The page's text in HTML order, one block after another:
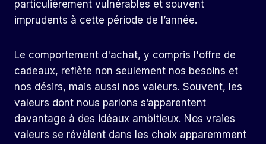
particulièrement vulnérables et souvent
imprudents à cette période de l’année.
Le comportement d'achat, y compris l'offre de
cadeaux, reflète non seulement nos besoins et
nos désirs, mais aussi nos valeurs. Souvent, les
valeurs dont nous parlons s’apparentent
davantage à des idéaux ambitieux. Nos vraies
valeurs se révèlent dans les choix apparemment